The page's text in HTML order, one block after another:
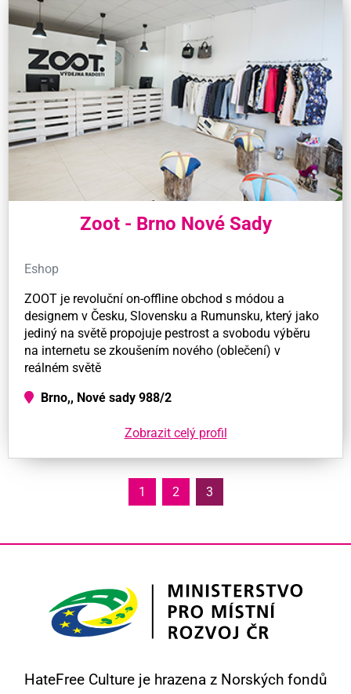
Zoot - Brno Nové Sady
Eshop
ZOOT je revoluční on-offline obchod s módou a
designem v Česku, Slovensku a Rumunsku, který jako
jediný na světě propojuje pestrost a svobodu výběru
na internetu se zkoušením nového (oblečení) v
reálném světě
Brno,, Nové sady 988/2
Zobrazit celý profil
1 2 3
HateFree Culture je hrazena z Norských fondů